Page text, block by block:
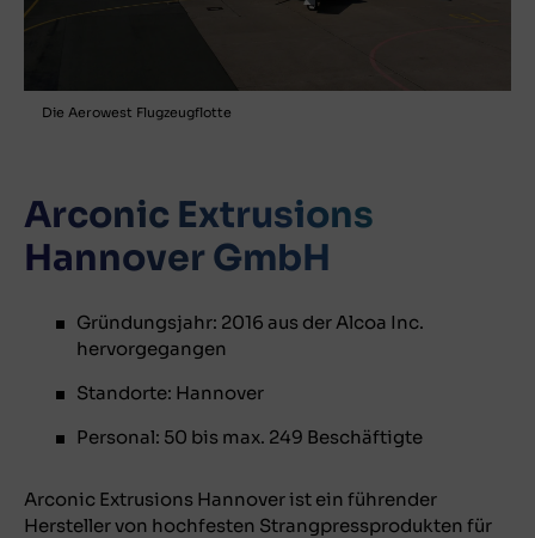
Die Aerowest Flugzeugflotte
Arconic Extrusions
Hannover GmbH
Gründungsjahr: 2016 aus der Alcoa Inc.
hervorgegangen
Standorte: Hannover
Personal: 50 bis max. 249 Beschäftigte
Arconic Extrusions Hannover ist ein führender
Hersteller von hochfesten Strangpressprodukten für